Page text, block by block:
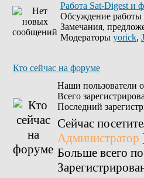
Работа Sat-Digest и
Обсуждение работы
Замечания,
Модераторы yorick,
Кто сейчас на форуме
Наши пользователи
Всего
Последний
Сейчас
Администратор
Больше всего